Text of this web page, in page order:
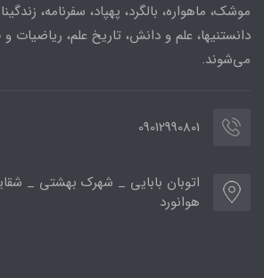
موشک، ماهواره، بالگرد، پهپاد، سفرنامه،
دانستنیها، علم و دانش، تاریخ علم، ریاضیات
می‌شوند.
09012990801
هوانورد